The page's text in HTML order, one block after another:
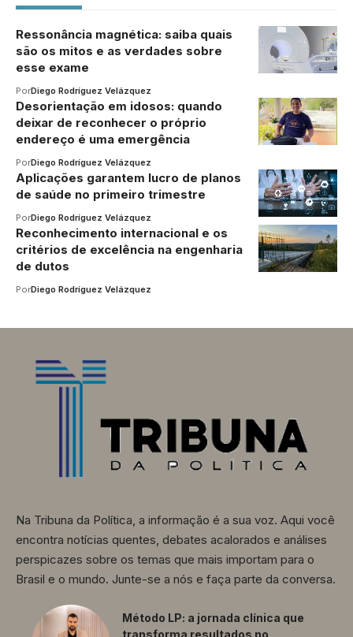
Ressonância magnética: saiba quais
são os mitos e as verdades sobre
esse exame
PorDiego Rodríguez Velázquez
Desorientação em idosos: quando
deixar de reconhecer o próprio
endereço é uma emergência
PorDiego Rodríguez Velázquez
Aplicações garantem lucro de planos
de saúde no primeiro trimestre
PorDiego Rodríguez Velázquez
Reconhecimento internacional e os
critérios de excelência na engenharia
de dutos
PorDiego Rodríguez Velázquez
Na Tribuna da Política, a informação é a sua voz. Aqui você
encontra notícias quentes, debates acalorados e análises
perspicazes sobre os temas que mais importam para o
Brasil e o mundo. Junte-se a nós e faça parte da conversa.
Método LP: a jornada clínica que
transforma resultados no